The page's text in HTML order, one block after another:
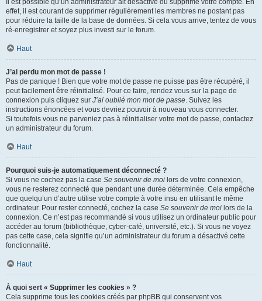
Il est possible qu’un administrateur ait désactivé ou supprimé votre compte. En
effet, il est courant de supprimer régulièrement les membres ne postant pas
pour réduire la taille de la base de données. Si cela vous arrive, tentez de vous
ré-enregistrer et soyez plus investi sur le forum.
Haut
J’ai perdu mon mot de passe !
Pas de panique ! Bien que votre mot de passe ne puisse pas être récupéré, il
peut facilement être réinitialisé. Pour ce faire, rendez vous sur la page de
connexion puis cliquez sur J’ai oublié mon mot de passe. Suivez les
instructions énoncées et vous devriez pouvoir à nouveau vous connecter.
Si toutefois vous ne parveniez pas à réinitialiser votre mot de passe, contactez
un administrateur du forum.
Haut
Pourquoi suis-je automatiquement déconnecté ?
Si vous ne cochez pas la case Se souvenir de moi lors de votre connexion,
vous ne resterez connecté que pendant une durée déterminée. Cela empêche
que quelqu’un d’autre utilise votre compte à votre insu en utilisant le même
ordinateur. Pour rester connecté, cochez la case Se souvenir de moi lors de la
connexion. Ce n’est pas recommandé si vous utilisez un ordinateur public pour
accéder au forum (bibliothèque, cyber-café, université, etc.). Si vous ne voyez
pas cette case, cela signifie qu’un administrateur du forum a désactivé cette
fonctionnalité.
Haut
À quoi sert « Supprimer les cookies » ?
Cela supprime tous les cookies créés par phpBB qui conservent vos